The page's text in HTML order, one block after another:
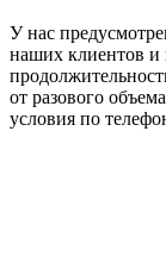
У нас
наших клиентов и
от разового
условия по